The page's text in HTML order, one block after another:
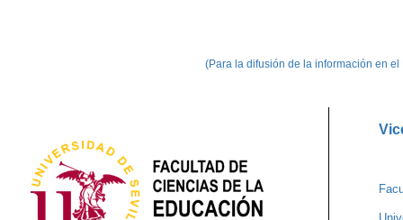
(Para la difusión de la información en